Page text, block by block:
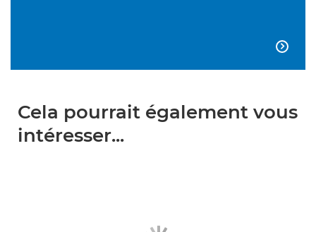

Cela pourrait également vous
intéresser...